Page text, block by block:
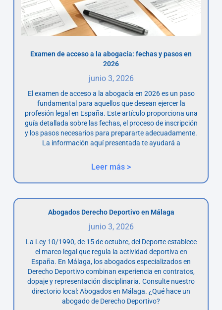
Examen de acceso a la abogacía: fechas y pasos en
2026
junio 3, 2026
El examen de acceso a la abogacía en 2026 es un paso
fundamental para aquellos que desean ejercer la
profesión legal en España. Este artículo proporciona una
guía detallada sobre las fechas, el proceso de inscripción
y los pasos necesarios para prepararte adecuadamente.
La información aquí presentada te ayudará a
Leer más >
Abogados Derecho Deportivo en Málaga
junio 3, 2026
La Ley 10/1990, de 15 de octubre, del Deporte establece
el marco legal que regula la actividad deportiva en
España. En Málaga, los abogados especializados en
Derecho Deportivo combinan experiencia en contratos,
dopaje y representación disciplinaria. Consulte nuestro
directorio local: Abogados en Málaga. ¿Qué hace un
abogado de Derecho Deportivo?